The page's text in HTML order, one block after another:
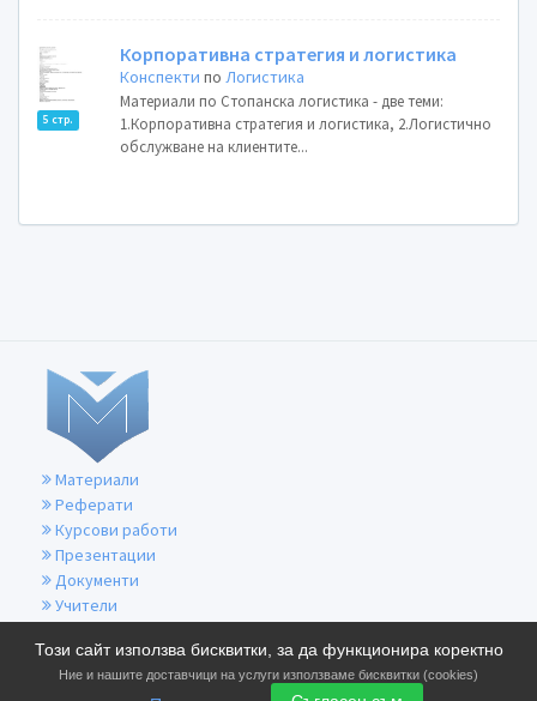
5 стр.
Корпоративна стратегия и логистика
Конспекти по Логистика
Материали по Стопанска логистика - две теми:
1.Корпоративна стратегия и логистика, 2.Логистично
обслужване на клиентите...
Този сайт използва бисквитки, за да функционира коректно
Ние и нашите доставчици на услуги използваме бисквитки (cookies)
Материали
Реферати
Курсови работи
Презентации
Документи
Учители
Общи условия
Политика за бисквитките